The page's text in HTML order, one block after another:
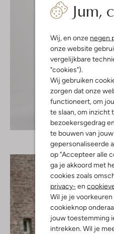
Jum,
Wij, en onze negen
onze website
vergelijkbare
"cookies").
Wij gebruiken
zorgen dat onze
functioneert, om
te slaan, om inzicht
bezoekersgedrag
te bouwen van
gepersonaliseerde
op "Accepteer alle
ga je akkoord met
cookies zoals
privacy- en
Wil je je
cookieknop
jouw toestemming
intrekken. Wil je
Ontdek de look